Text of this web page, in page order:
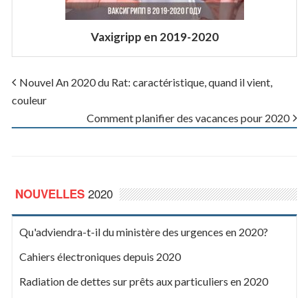
Vaxigripp en 2019-2020
Nouvel An 2020 du Rat: caractéristique, quand il vient,
couleur
Comment planifier des vacances pour 2020
NOUVELLES2020
Qu'adviendra-t-il du ministère des urgences en 2020?
Cahiers électroniques depuis 2020
Radiation de dettes sur prêts aux particuliers en 2020